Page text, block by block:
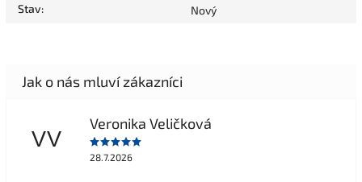
Stav: Nový
VV
Veronika Veličková
28.7.2026